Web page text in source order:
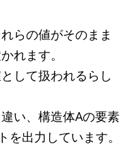
らの値がそのまま
れます。
して扱われるらし
い、構造体Aの要素
出力しています。